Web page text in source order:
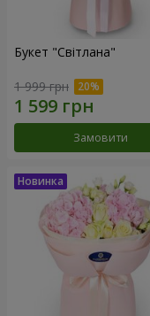
Букет "Світлана"
1 999 грн
Замовити